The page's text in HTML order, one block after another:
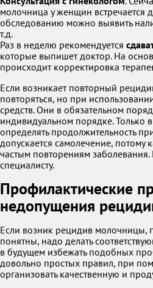
молочница у женщин встречается
обследованию можно выявить
т.д.
Раз в неделю рекомендуется
которые выпишет доктор. На
происходит корректировка
Если возникает повторный
повторяться, но при
средств. Они в обязательном
индивидуальном порядке. Только
определять продолжительность
допускается самолечение,
частым повторениям
специалисту.
Профилактические
недопущения
Если возник рецидив молочницы,
понятны, надо делать
в будущем избежать подобных
довольно простых правил, при
организовать качественную и